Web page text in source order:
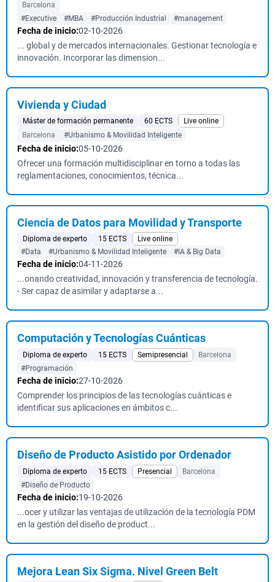
Barcelona
#Executive
#MBA #Producción Industrial #management
Fecha de inicio:02-10-2026
... global y de mercados internacionales. Gestionar tecnología e
innovación. Incorporar las dimension...
Vivienda y Ciudad
Máster de formación permanente 60 ECTS
Live online
Barcelona
#Urbanismo & Movilidad Inteligente
Fecha de inicio:05-10-2026
Ofrecer una formación multidisciplinar en torno a todas las
reglamentaciones, conocimientos, técnica...
Ciencia de Datos para Movilidad y Transporte
Diploma de experto 15 ECTS
Live online
#Data
#Urbanismo & Movilidad Inteligente #IA & Big Data
Fecha de inicio:04-11-2026
...onando creatividad, innovación y transferencia de tecnología.
- Ser capaz de asimilar y adaptarse a...
Computación y Tecnologías Cuánticas
Diploma de experto 15 ECTS Semipresencial
Barcelona
#Programación
Fecha de inicio:27-10-2026
Comprender los principios de las tecnologías cuánticas e
identificar sus aplicaciones en ámbitos c...
Diseño de Producto Asistido por Ordenador
Diploma de experto 15 ECTS Presencial
Barcelona
#Diseño de Producto
Fecha de inicio:19-10-2026
...ocer y utilizar las ventajas de utilización de la tecnología PDM
en la gestión del diseño de product...
Mejora Lean Six Sigma. Nivel Green Belt